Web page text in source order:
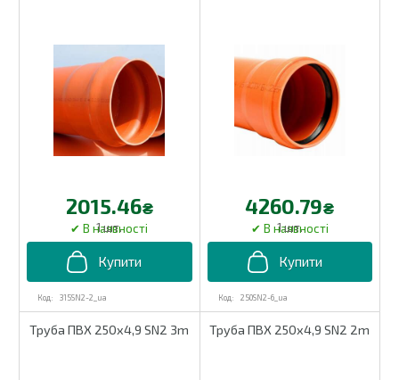
315SN2-2_ua
2015.46₴
1 шт.
250SN2-6_ua
4260.79₴
1 шт.
Труба ПВХ 250х4,9 SN2 3m Труба ПВХ 250х4,9 SN2 2m